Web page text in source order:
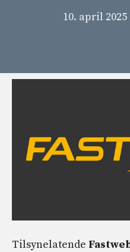
10. april 2025
Tilsynelatende